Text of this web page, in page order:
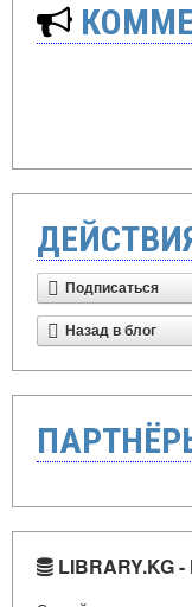
Подписаться
Назад в блог
LIBRARY.KG